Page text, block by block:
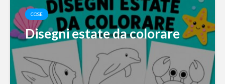
COSE
Disegni estate da colorare